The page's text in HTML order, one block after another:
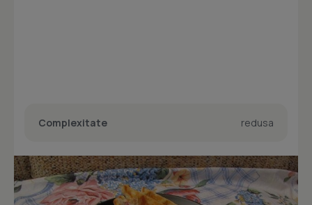
Complexitate redusa